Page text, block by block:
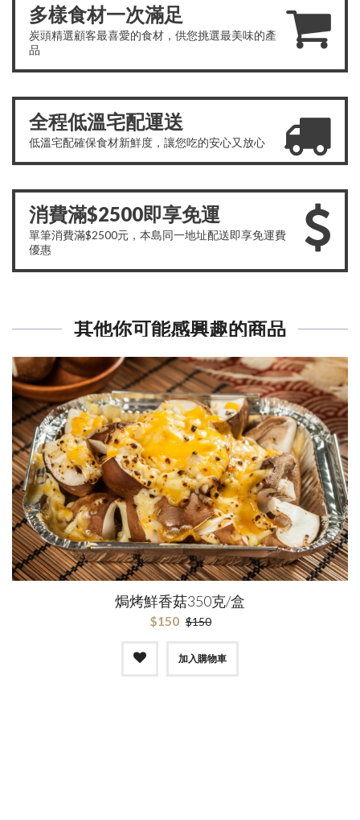
多樣食材一次滿足
炭頭精選顧客最喜愛的食材，供您挑選最美味的產
品
全程低溫宅配運送
低溫宅配確保食材新鮮度，讓您吃的安心又放心
消費滿$2500即享免運
單筆消費滿$2500元，本島同一地址配送即享免運費
優惠
其他你可能感興趣的商品
焗烤鮮香菇350克/盒
$150 $150
加入購物車